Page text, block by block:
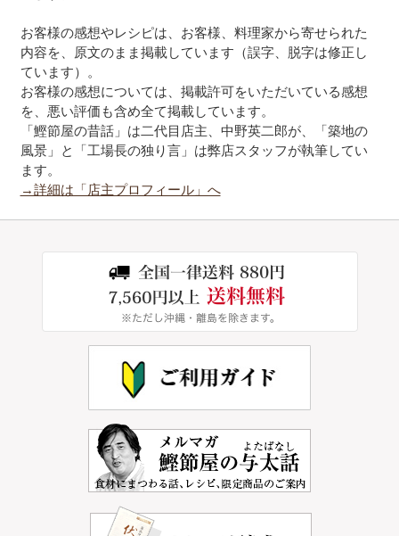
お客様の感想やレシピは、お客様、料理家から寄せられた
内容を、原文のまま掲載しています（誤字、脱字は修正し
ています）。
お客様の感想については、掲載許可をいただいている感想
を、悪い評価も含め全て掲載しています。
「鰹節屋の昔話」は二代目店主、中野英二郎が、「築地の
風景」と「工場長の独り言」は弊店スタッフが執筆してい
ます。
→詳細は「店主プロフィール」へ